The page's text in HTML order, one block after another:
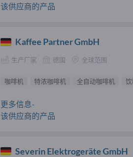
该供应商的产品
Kaffee Partner GmbH
生产厂家 德国 全球范围
咖啡机 特浓咖啡机 全自动咖啡机
更多信息-
该供应商的产品
Severin Elektrogeräte GmbH